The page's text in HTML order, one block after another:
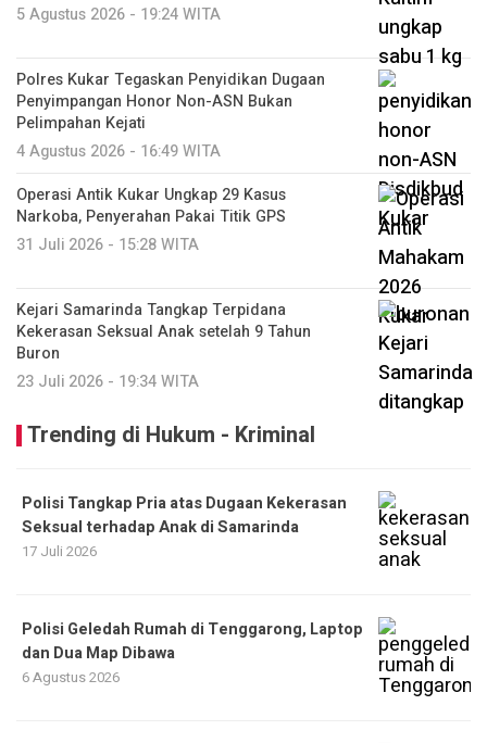
5 Agustus 2026 - 19:24 WITA
Polres Kukar Tegaskan Penyidikan Dugaan
Penyimpangan Honor Non-ASN Bukan
Pelimpahan Kejati
4 Agustus 2026 - 16:49 WITA
Operasi Antik Kukar Ungkap 29 Kasus
Narkoba, Penyerahan Pakai Titik GPS
31 Juli 2026 - 15:28 WITA
Kejari Samarinda Tangkap Terpidana
Kekerasan Seksual Anak setelah 9 Tahun
Buron
23 Juli 2026 - 19:34 WITA
Trending di Hukum - Kriminal
Polisi Tangkap Pria atas Dugaan Kekerasan
Seksual terhadap Anak di Samarinda
17 Juli 2026
Polisi Geledah Rumah di Tenggarong, Laptop
dan Dua Map Dibawa
6 Agustus 2026